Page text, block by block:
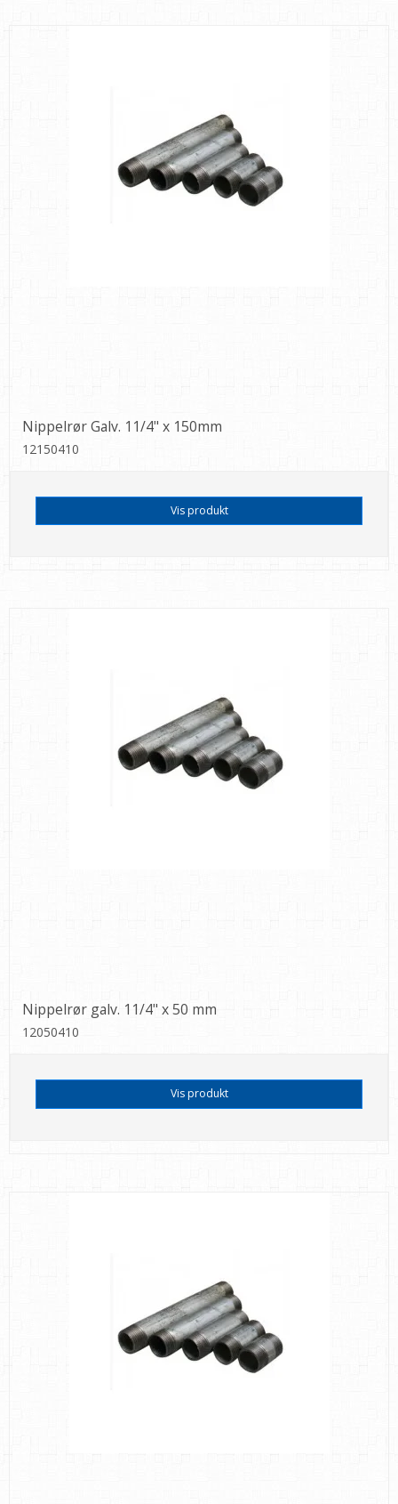
Nippelrør Galv. 11/4" x 150mm
12150410
Vis produkt
Nippelrør galv. 11/4" x 50 mm
12050410
Vis produkt